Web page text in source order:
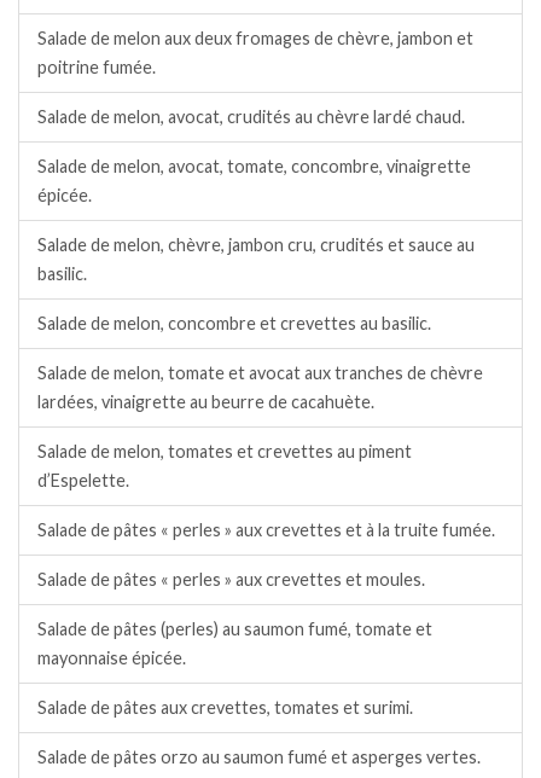
Salade de melon aux deux fromages de chèvre, jambon et
poitrine fumée.
Salade de melon, avocat, crudités au chèvre lardé chaud.
Salade de melon, avocat, tomate, concombre, vinaigrette
épicée.
Salade de melon, chèvre, jambon cru, crudités et sauce au
basilic.
Salade de melon, concombre et crevettes au basilic.
Salade de melon, tomate et avocat aux tranches de chèvre
lardées, vinaigrette au beurre de cacahuète.
Salade de melon, tomates et crevettes au piment
d’Espelette.
Salade de pâtes « perles » aux crevettes et à la truite fumée.
Salade de pâtes « perles » aux crevettes et moules.
Salade de pâtes (perles) au saumon fumé, tomate et
mayonnaise épicée.
Salade de pâtes aux crevettes, tomates et surimi.
Salade de pâtes orzo au saumon fumé et asperges vertes.